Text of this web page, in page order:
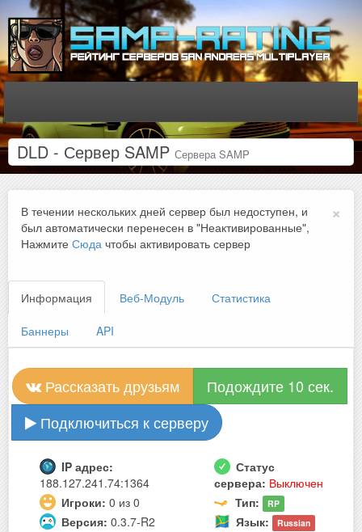
DLD - Сервер SAMP Сервера SAMP
×
В течении нескольких дней сервер был недоступен, и
был автоматически перенесен в "Неактивированные",
Нажмите Сюда чтобы активировать сервер
Информация Веб-Модуль Статистика
Баннеры API
Рассказать друзьям
Подождите 10 сек.
Подключиться к серверу
IP адрес:
188.127.241.74:1364
Статус
сервера: Выключен
Игроки: 0 из 0 Тип: RP
Версия: 0.3.7-R2 Язык: Russian